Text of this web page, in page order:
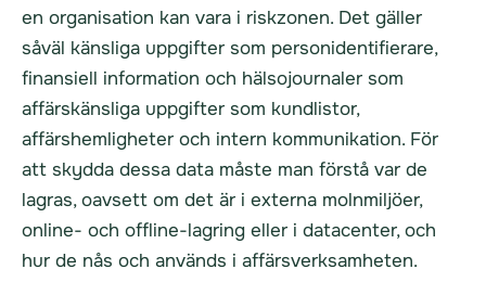
en organisation kan vara i riskzonen. Det gäller
såväl känsliga uppgifter som personidentifierare,
finansiell information och hälsojournaler som
affärskänsliga uppgifter som kundlistor,
affärshemligheter och intern kommunikation. För
att skydda dessa data måste man förstå var de
lagras, oavsett om det är i externa molnmiljöer,
online- och offline-lagring eller i datacenter, och
hur de nås och används i affärsverksamheten.